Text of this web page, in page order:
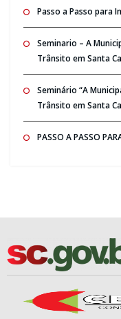
Passo a Passo para
Seminario – A
Trânsito em Santa
Seminário “A
Trânsito em Santa
PASSO A PASSO